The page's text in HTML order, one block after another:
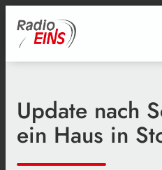
Update nach
ein Haus in